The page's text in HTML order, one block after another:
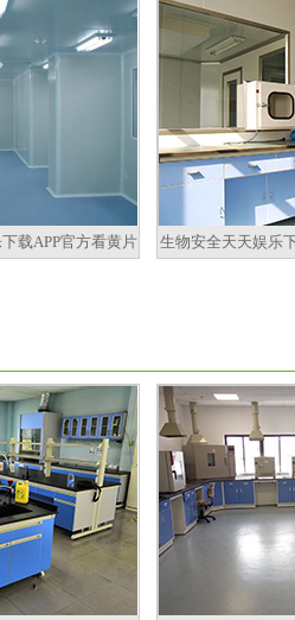
载APP官方看黄片 生物安全天天娱乐